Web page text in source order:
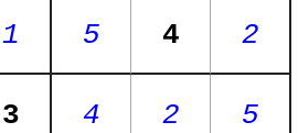
1 5 4 2
3 4 2 5